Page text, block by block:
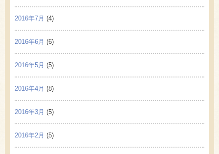
2016年7月 (4)
2016年6月 (6)
2016年5月 (5)
2016年4月 (8)
2016年3月 (5)
2016年2月 (5)